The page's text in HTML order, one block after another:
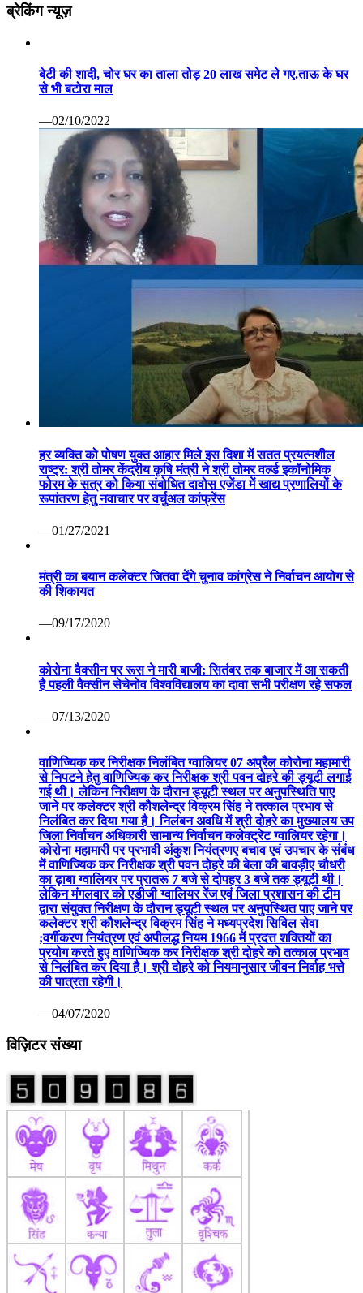
ब्रेकिंग न्यूज़
बेटी की शादी, चोर घर का ताला तोड़ 20 लाख समेट ले गए.ताऊ के घर
से भी बटोरा माल
—02/10/2022
हर व्यक्ति को पोषण युक्त आहार मिले इस दिशा में सतत प्रयत्नशील
राष्ट्र: श्री तोमर केंद्रीय कृषि मंत्री ने श्री तोमर वर्ल्ड इकॉनोमिक
फोरम के सत्र को किया संबोधित दावोस एजेंडा में खाद्य प्रणालियों के
रूपांतरण हेतु नवाचार पर वर्चुअल कांफ्रेंस
—01/27/2021
मंत्री का बयान कलेक्टर जितवा देंगे चुनाव कांग्रेस ने निर्वाचन आयोग से
की शिकायत
—09/17/2020
कोरोना वैक्सीन पर रूस ने मारी बाजी: सितंबर तक बाजार में आ सकती
है पहली वैक्सीन सेचेनोव विश्वविद्यालय का दावा सभी परीक्षण रहे सफल
—07/13/2020
वाणिज्यिक कर निरीक्षक निलंबित ग्वालियर 07 अप्रैल कोरोना महामारी
से निपटने हेतु वाणिज्यिक कर निरीक्षक श्री पवन दोहरे की ड्यूटी लगाई
गई थी। लेकिन निरीक्षण के दौरान ड्यूटी स्थल पर अनुपस्थिति पाए
जाने पर कलेक्टर श्री कौशलेन्द्र विक्रम सिंह ने तत्काल प्रभाव से
निलंबित कर दिया गया है। निलंबन अवधि में श्री दोहरे का मुख्यालय उप
जिला निर्वाचन अधिकारी सामान्य निर्वाचन कलेक्ट्रेट ग्वालियर रहेगा।
कोरोना महामारी पर प्रभावी अंकुश नियंत्रणए बचाव एवं उपचार के संबंध
में वाणिज्यिक कर निरीक्षक श्री पवन दोहरे की बेला की बावड़ीए चौधरी
का ढ़ाबा ग्वालियर पर प्रातरू 7 बजे से दोपहर 3 बजे तक ड्यूटी थी।
लेकिन मंगलवार को एडीजी ग्वालियर रेंज एवं जिला प्रशासन की टीम
द्वारा संयुक्त निरीक्षण के दौरान ड्यूटी स्थल पर अनुपस्थित पाए जाने पर
कलेक्टर श्री कौशलेन्द्र विक्रम सिंह ने मध्यप्रदेश सिविल सेवा
;वर्गीकरण नियंत्रण एवं अपीलद्ध नियम 1966 में प्रदत्त शक्तियों का
प्रयोग करते हुए वाणिज्यिक कर निरीक्षक श्री दोहरे को तत्काल प्रभाव
से निलंबित कर दिया है। श्री दोहरे को नियमानुसार जीवन निर्वाह भत्ते
की पात्रता रहेगी।
—04/07/2020
विज़िटर संख्या